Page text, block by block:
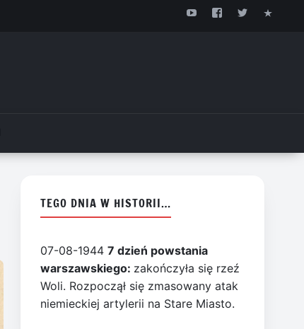
TEGO DNIA W HISTORII…
07-08-19447 dzień powstania
warszawskiego: zakończyła się rzeź
Woli. Rozpoczął się zmasowany atak
niemieckiej artylerii na Stare Miasto.